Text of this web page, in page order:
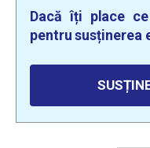
Dacă îți place
pentru susținerea